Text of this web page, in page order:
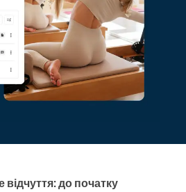
відчуття: до початку